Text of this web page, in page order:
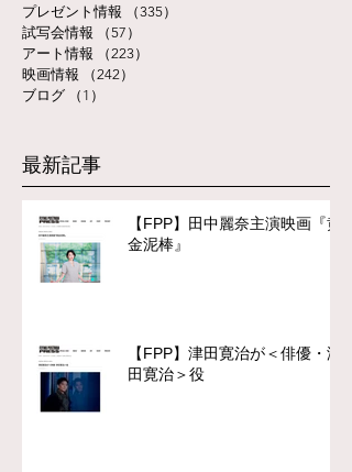
プレゼント情報
（335）
試写会情報
（57）
アート情報
（223）
映画情報
（242）
ブログ
（1）
最新記事
【FPP】田中麗奈主演映画『黄
金泥棒』
【FPP】津田寛治が＜俳優・津
田寛治＞役